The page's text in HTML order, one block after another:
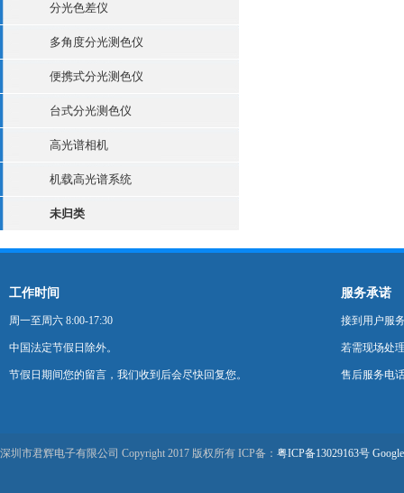
分光色差仪
多角度分光测色仪
便携式分光测色仪
台式分光测色仪
高光谱相机
机载高光谱系统
未归类
工作时间
周一至周六 8:00-17:30
中国法定节假日除外。
节假日期间您的留言，我们收到后会尽快回复您。
服务承诺
接到用户服
若需现场处
售后服务电
深圳市君辉电子有限公司 Copyright 2017 版权所有 ICP备： 粤ICP备13029163号